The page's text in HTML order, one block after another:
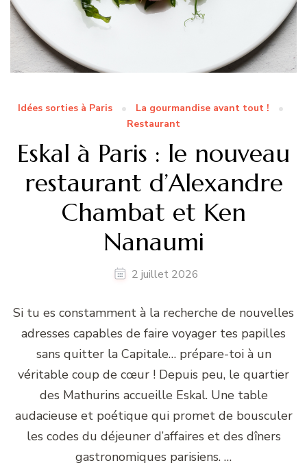
Idées sorties à Paris
La gourmandise avant tout !
Restaurant
Eskal à Paris : le nouveau
restaurant d’Alexandre
Chambat et Ken
Nanaumi
2 juillet 2026
Si tu es constamment à la recherche de nouvelles
adresses capables de faire voyager tes papilles
sans quitter la Capitale… prépare-toi à un
véritable coup de cœur ! Depuis peu, le quartier
des Mathurins accueille Eskal. Une table
audacieuse et poétique qui promet de bousculer
les codes du déjeuner d’affaires et des dîners
gastronomiques parisiens. …